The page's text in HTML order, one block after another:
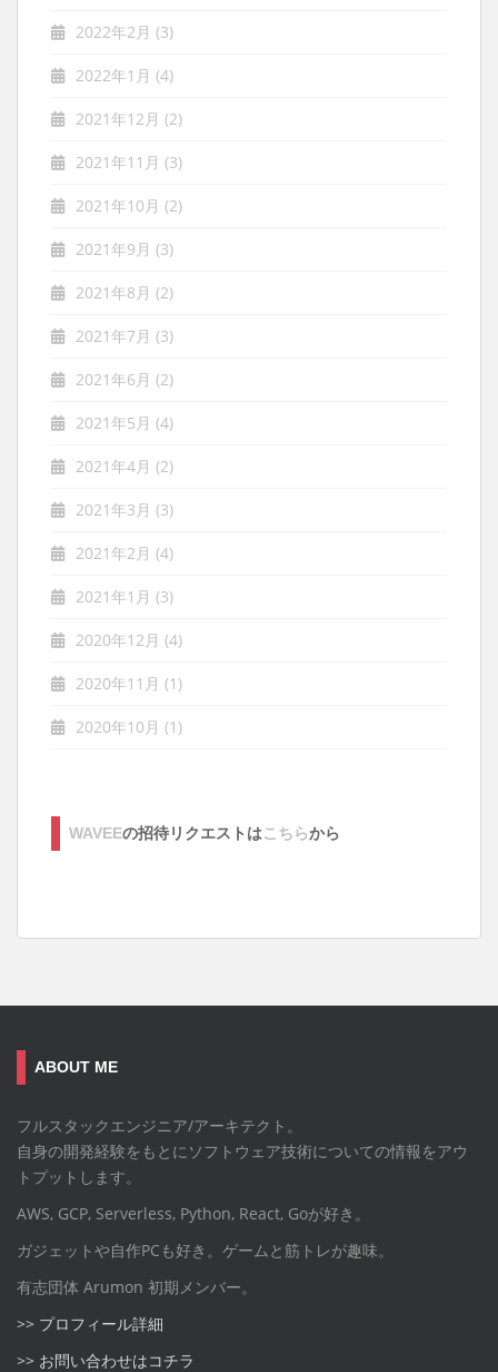
2022年2月 (3)
2022年1月 (4)
2021年12月 (2)
2021年11月 (3)
2021年10月 (2)
2021年9月 (3)
2021年8月 (2)
2021年7月 (3)
2021年6月 (2)
2021年5月 (4)
2021年4月 (2)
2021年3月 (3)
2021年2月 (4)
2021年1月 (3)
2020年12月 (4)
2020年11月 (1)
2020年10月 (1)
WAVEEの招待リクエストはこちらから
ABOUT ME
フルスタックエンジニア/アーキテクト。
自身の開発経験をもとにソフトウェア技術についての情報をアウ
トプットします。
AWS, GCP, Serverless, Python, React, Goが好き。
ガジェットや自作PCも好き。ゲームと筋トレが趣味。
有志団体 Arumon 初期メンバー。
>> プロフィール詳細
>> お問い合わせはコチラ